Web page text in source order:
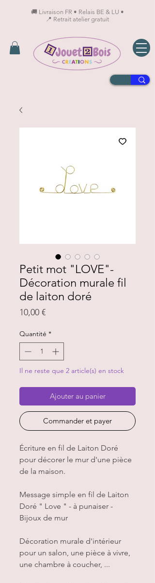
🚚 Livraison FR • Relais BE & LU •
📍 Retrait atelier gratuit
Petit mot "LOVE"-
Décoration murale fil
de laiton doré
10,00 €Prix
Quantité *
Il ne reste que 2 article(s) en stock
Ajouter au panier
Commander et payer
Écriture en fil de Laiton Doré
pour décorer le mur d'une pièce
de la maison.
Message simple en fil de Laiton
Doré " Love " - à punaiser -
Bijoux de mur
Décoration murale d'intérieur
pour un salon, une pièce à vivre,
une chambre à coucher, ...